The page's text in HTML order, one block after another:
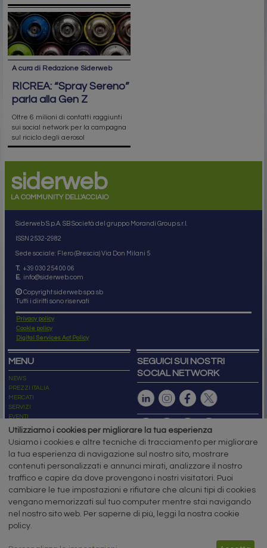
A cura di Redazione Siderweb
RICREA: “Spray Sereno”
parla alla Gen Z
Oltre 6 milioni di contatti raggiunti
sui social network per la campagna
sul riciclo degli aerosol
siderweb
LA COMMUNITY DELL'ACCIAIO
Siderweb S.p.A. SB Società del gruppo Morandi Group s.r.l.
ISSN 2532-2982
Sede sociale: Flero (Brescia) Via Don Milani 5
T. +39 030 254 00 06
E.
info@siderweb.com
Copyright siderweb spa sb
Tutti i diritti sono riservati
Privacy policy
Cookie policy
Digital Services Act Policy
MENU
NEWS
PREZZI ITALIA
MERCATI
SERVIZI
EVENTI
ABBONAMENTI
NEWSLETTER
SEGUICI SUI NOSTRI
SOCIAL NETWORK
Capitale Sociale: 190.000€ interamente versato
Registro delle Imprese di Brescia
Codice Fiscale e Partita I.V.A.:IT03562320170
R.E.A. n. 419331
www.siderweb.com: Autorizzazione del Tribunale di Brescia n. 11/2004 del 17
marzo 2004, Iscrizione al R.O.C. n. 26116.
Direttrice Responsabile:
Elisa Bonomelli
Utilizziamo i cookies per migliorare la tua esperienza
Usiamo i cookies e altre tecniche di tracciamento per migliorare
la tua esperienza di navigazione sul nostro sito, mostrare
contenuti personalizzati e annunci mirati, analizzare il nostro
traffico e capire da dove provengono i nostri visitatori. Puoi
cambiare le tue impostazioni e rifiutare che alcuni tipi di cookies
vengano memorizzati sul tuo computer mentre stai navigando
nel nostro sito web. Per saperne di più, leggi la nostra cookie
policy.